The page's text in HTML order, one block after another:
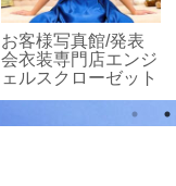
お客様写真館/発表
会衣装専門店エンジ
ェルスクローゼット